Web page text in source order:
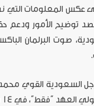
عكس المعلومات التي
توضيح الأمور ودعم
صوت البرلمان
السعودية القوي